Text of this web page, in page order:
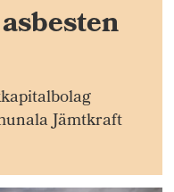
Jämtkraft